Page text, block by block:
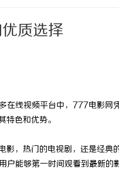
质选择
在线视频平台中，777电影网
色和优势。
，热门的电视剧，还是经典
能够第一时间观看到最新的